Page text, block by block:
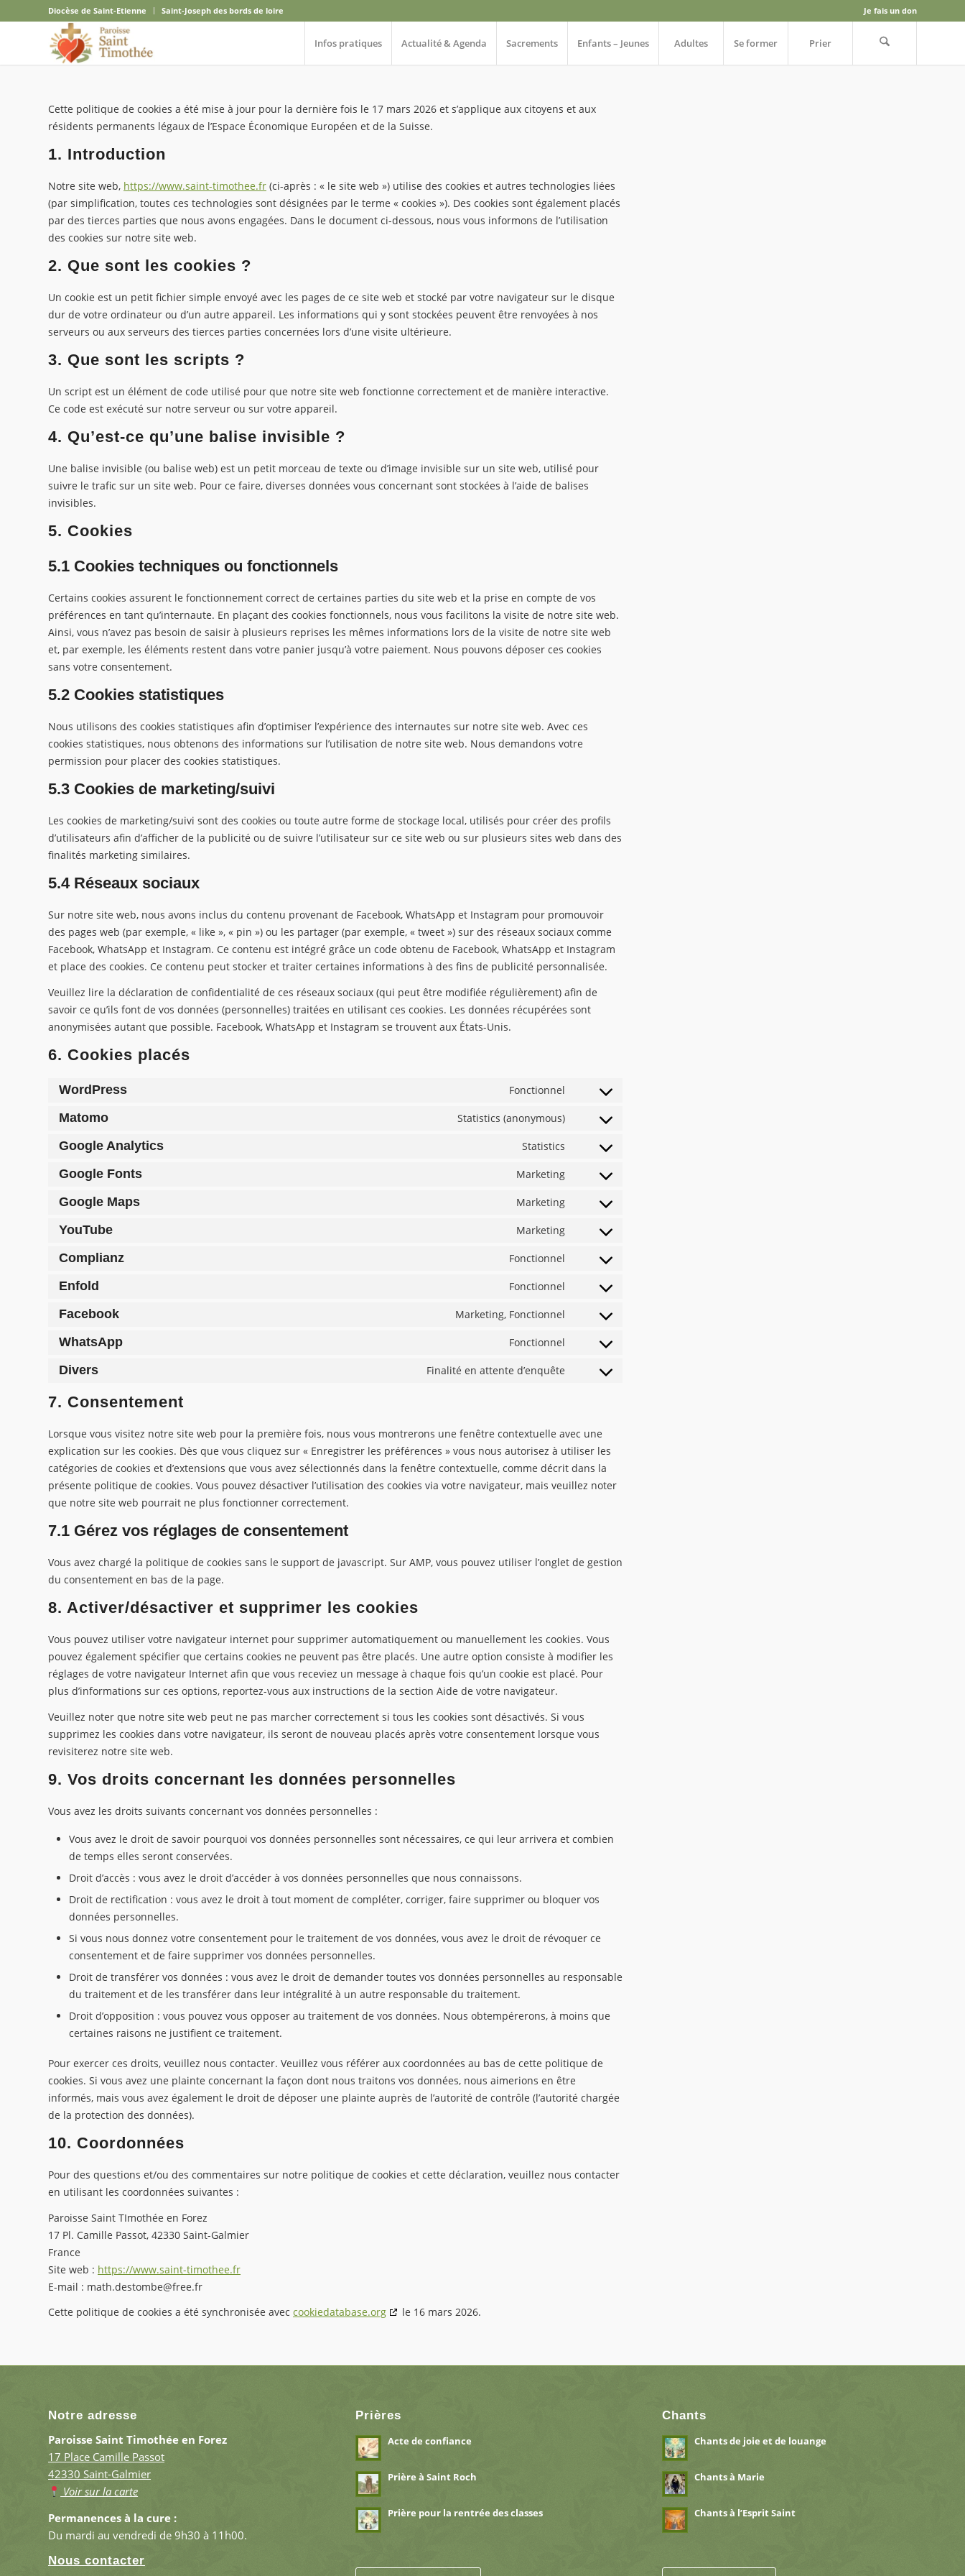
Diocèse de Saint-Etienne Saint-Joseph des bords de loire Je fais un don
Infos pratiques Actualité & Agenda Sacrements Enfants – Jeunes Adultes Se former Prier
Cette politique de cookies a été mise à jour pour la dernière fois le 17 mars 2026 et s’applique aux citoyens et aux
résidents permanents légaux de l’Espace Économique Européen et de la Suisse.
1. Introduction
Notre site web, https://www.saint-timothee.fr (ci-après : « le site web ») utilise des cookies et autres technologies liées
(par simplification, toutes ces technologies sont désignées par le terme « cookies »). Des cookies sont également placés
par des tierces parties que nous avons engagées. Dans le document ci-dessous, nous vous informons de l’utilisation
des cookies sur notre site web.
2. Que sont les cookies ?
Un cookie est un petit fichier simple envoyé avec les pages de ce site web et stocké par votre navigateur sur le disque
dur de votre ordinateur ou d’un autre appareil. Les informations qui y sont stockées peuvent être renvoyées à nos
serveurs ou aux serveurs des tierces parties concernées lors d’une visite ultérieure.
3. Que sont les scripts ?
Un script est un élément de code utilisé pour que notre site web fonctionne correctement et de manière interactive.
Ce code est exécuté sur notre serveur ou sur votre appareil.
4. Qu’est-ce qu’une balise invisible ?
Une balise invisible (ou balise web) est un petit morceau de texte ou d’image invisible sur un site web, utilisé pour
suivre le trafic sur un site web. Pour ce faire, diverses données vous concernant sont stockées à l’aide de balises
invisibles.
5. Cookies
5.1 Cookies techniques ou fonctionnels
Certains cookies assurent le fonctionnement correct de certaines parties du site web et la prise en compte de vos
préférences en tant qu’internaute. En plaçant des cookies fonctionnels, nous vous facilitons la visite de notre site web.
Ainsi, vous n’avez pas besoin de saisir à plusieurs reprises les mêmes informations lors de la visite de notre site web
et, par exemple, les éléments restent dans votre panier jusqu’à votre paiement. Nous pouvons déposer ces cookies
sans votre consentement.
5.2 Cookies statistiques
Nous utilisons des cookies statistiques afin d’optimiser l’expérience des internautes sur notre site web. Avec ces
cookies statistiques, nous obtenons des informations sur l’utilisation de notre site web. Nous demandons votre
permission pour placer des cookies statistiques.
5.3 Cookies de marketing/suivi
Les cookies de marketing/suivi sont des cookies ou toute autre forme de stockage local, utilisés pour créer des profils
d’utilisateurs afin d’afficher de la publicité ou de suivre l’utilisateur sur ce site web ou sur plusieurs sites web dans des
finalités marketing similaires.
5.4 Réseaux sociaux
Sur notre site web, nous avons inclus du contenu provenant de Facebook, WhatsApp et Instagram pour promouvoir
des pages web (par exemple, « like », « pin ») ou les partager (par exemple, « tweet ») sur des réseaux sociaux comme
Facebook, WhatsApp et Instagram. Ce contenu est intégré grâce un code obtenu de Facebook, WhatsApp et Instagram
et place des cookies. Ce contenu peut stocker et traiter certaines informations à des fins de publicité personnalisée.
Veuillez lire la déclaration de confidentialité de ces réseaux sociaux (qui peut être modifiée régulièrement) afin de
savoir ce qu’ils font de vos données (personnelles) traitées en utilisant ces cookies. Les données récupérées sont
anonymisées autant que possible. Facebook, WhatsApp et Instagram se trouvent aux États-Unis.
6. Cookies placés
WordPress Fonctionnel
Consent
wordpress
Matomo Statistics (anonymous)
Consent
matomo
Google Analytics Statistics
Consent
google-
Google Fonts Marketing
Consent
google-
Google Maps Marketing
Consent
google-
YouTube Marketing
Consent
youtube
Complianz Fonctionnel
Consent
complianz
Enfold Fonctionnel
Consent
enfold
Facebook Marketing, Fonctionnel
Consent
facebook
WhatsApp Fonctionnel
Consent
Divers Finalité en attente d’enquête
Consent
divers
7. Consentement
Lorsque vous visitez notre site web pour la première fois, nous vous montrerons une fenêtre contextuelle avec une
explication sur les cookies. Dès que vous cliquez sur « Enregistrer les préférences » vous nous autorisez à utiliser les
catégories de cookies et d’extensions que vous avez sélectionnés dans la fenêtre contextuelle, comme décrit dans la
présente politique de cookies. Vous pouvez désactiver l’utilisation des cookies via votre navigateur, mais veuillez noter
que notre site web pourrait ne plus fonctionner correctement.
7.1 Gérez vos réglages de consentement
Vous avez chargé la politique de cookies sans le support de javascript. Sur AMP, vous pouvez utiliser l’onglet de gestion
du consentement en bas de la page.
8. Activer/désactiver et supprimer les cookies
Vous pouvez utiliser votre navigateur internet pour supprimer automatiquement ou manuellement les cookies. Vous
pouvez également spécifier que certains cookies ne peuvent pas être placés. Une autre option consiste à modifier les
réglages de votre navigateur Internet afin que vous receviez un message à chaque fois qu’un cookie est placé. Pour
plus d’informations sur ces options, reportez-vous aux instructions de la section Aide de votre navigateur.
Veuillez noter que notre site web peut ne pas marcher correctement si tous les cookies sont désactivés. Si vous
supprimez les cookies dans votre navigateur, ils seront de nouveau placés après votre consentement lorsque vous
revisiterez notre site web.
9. Vos droits concernant les données personnelles
Vous avez les droits suivants concernant vos données personnelles :
Vous avez le droit de savoir pourquoi vos données personnelles sont nécessaires, ce qui leur arrivera et combien
de temps elles seront conservées.
Droit d’accès : vous avez le droit d’accéder à vos données personnelles que nous connaissons.
Droit de rectification : vous avez le droit à tout moment de compléter, corriger, faire supprimer ou bloquer vos
données personnelles.
Si vous nous donnez votre consentement pour le traitement de vos données, vous avez le droit de révoquer ce
consentement et de faire supprimer vos données personnelles.
Droit de transférer vos données : vous avez le droit de demander toutes vos données personnelles au responsable
du traitement et de les transférer dans leur intégralité à un autre responsable du traitement.
Droit d’opposition : vous pouvez vous opposer au traitement de vos données. Nous obtempérerons, à moins que
certaines raisons ne justifient ce traitement.
Pour exercer ces droits, veuillez nous contacter. Veuillez vous référer aux coordonnées au bas de cette politique de
cookies. Si vous avez une plainte concernant la façon dont nous traitons vos données, nous aimerions en être
informés, mais vous avez également le droit de déposer une plainte auprès de l’autorité de contrôle (l’autorité chargée
de la protection des données).
10. Coordonnées
Pour des questions et/ou des commentaires sur notre politique de cookies et cette déclaration, veuillez nous contacter
en utilisant les coordonnées suivantes :
Paroisse Saint TImothée en Forez
17 Pl. Camille Passot, 42330 Saint-Galmier
France
Site web : https://www.saint-timothee.fr
E-mail : math.destombe@free.fr
Cette politique de cookies a été synchronisée avec cookiedatabase.org le 16 mars 2026.
Notre adresse
Paroisse Saint Timothée en Forez
17 Place Camille Passot
42330 Saint-Galmier
Voir sur la carte
Permanences à la cure :
Du mardi au vendredi de 9h30 à 11h00.
Nous contacter
Prières
Acte de confiance
Prière à Saint Roch
Prière pour la rentrée des classes
Chants
Chants de joie et de louange
Chants à Marie
Chants à l’Esprit Saint